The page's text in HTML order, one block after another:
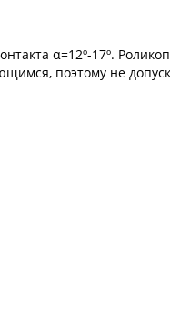
α=12º-17º.
поэтому не